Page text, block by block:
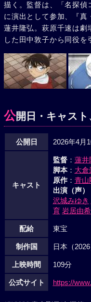
描く。監督は、「名探偵
に演出として参加、『真
蓮井隆弘。萩原千速は劇
した田中敦子から同役を
公開日・キャス
公開日 2026年4月
キャスト
監督：蓮井
脚本：大倉
原作：青山
出演（声）
沢城みゆき
育 岩居由
配給 東宝
制作国 日本（2026
上映時間 109分
公式サイト https://